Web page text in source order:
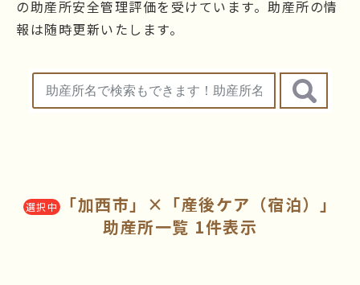
の助産所安全管理評価を受けています。助産所の情
報は随時更新いたします。
選択中
「加西市」×「産後ケア（宿泊）」
助産所一覧 1件表示